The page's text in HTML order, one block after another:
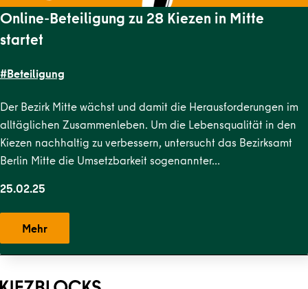
Online-Beteiligung zu 28 Kiezen in Mitte
startet
#Beteiligung
Der Bezirk Mitte wächst und damit die Herausforderungen im
alltäglichen Zusammenleben. Um die Lebensqualität in den
Kiezen nachhaltig zu verbessern, untersucht das Bezirksamt
Berlin Mitte die Umsetzbarkeit sogenannter…
25.02.25
Mehr